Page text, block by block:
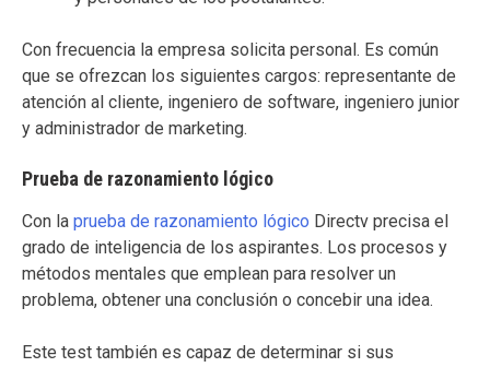
Con frecuencia la empresa solicita personal. Es común
que se ofrezcan los siguientes cargos: representante de
atención al cliente, ingeniero de software, ingeniero junior
y administrador de marketing.
Prueba de razonamiento lógico
Con la prueba de razonamiento lógico Directv precisa el
grado de inteligencia de los aspirantes. Los procesos y
métodos mentales que emplean para resolver un
problema, obtener una conclusión o concebir una idea.
Este test también es capaz de determinar si sus